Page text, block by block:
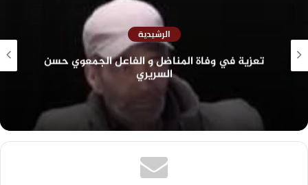
الرشيدية
تعزية في وفاة المناضل و الفاعل الجمعوي حسن
السريري